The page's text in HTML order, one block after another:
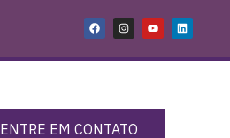
ENTRE EM CONTATO